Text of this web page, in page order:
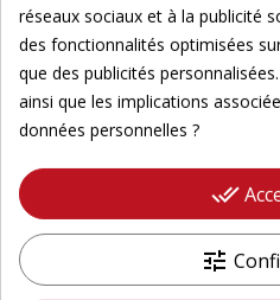
Votre avis
partagez votre
Tous les
réseaux sociaux et à la publicité
des fonctionnalités optimisées
que des publicités
ainsi que les implications
données personnelles ?
done_all
tune